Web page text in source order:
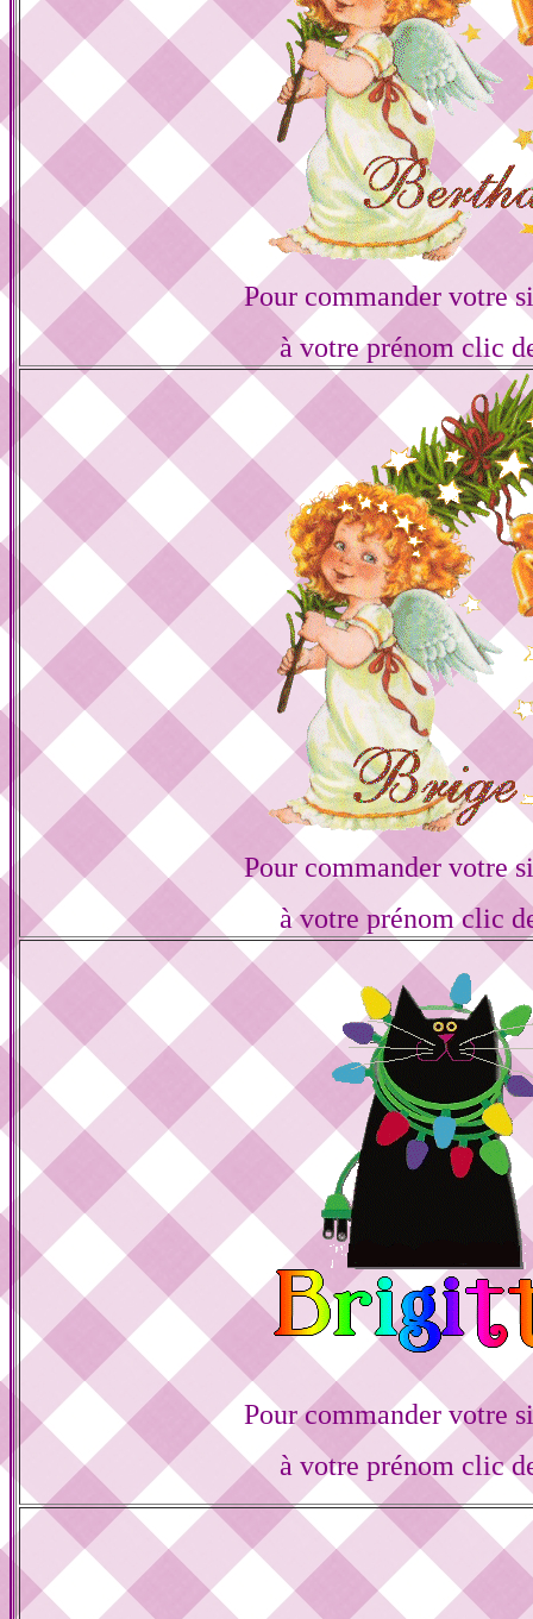
Pour commander votre
à votre prénom clic
Pour commander votre
à votre prénom clic
Pour commander votre
à votre prénom clic